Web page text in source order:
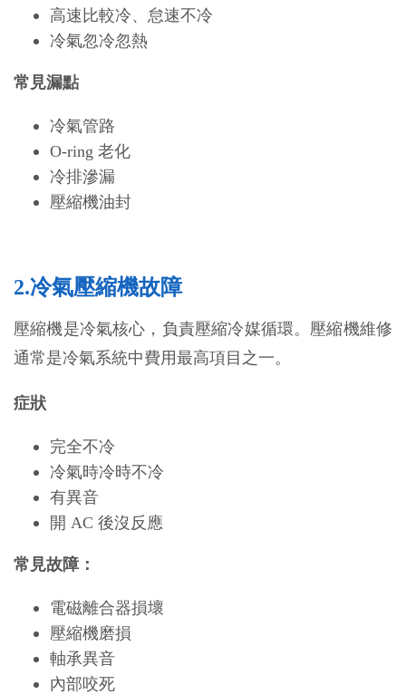
高速比較冷、怠速不冷
冷氣忽冷忽熱
常見漏點
冷氣管路
O-ring 老化
冷排滲漏
壓縮機油封
2.冷氣壓縮機故障
壓縮機是冷氣核心，負責壓縮冷媒循環。壓縮機維修
通常是冷氣系統中費用最高項目之一。
症狀
完全不冷
冷氣時冷時不冷
有異音
開 AC 後沒反應
常見故障：
電磁離合器損壞
壓縮機磨損
軸承異音
內部咬死